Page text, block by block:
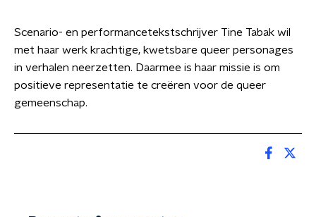
Scenario- en performancetekstschrijver Tine Tabak wil
met haar werk krachtige, kwetsbare queer personages
in verhalen neerzetten. Daarmee is haar missie is om
positieve representatie te creëren voor de queer
gemeenschap.